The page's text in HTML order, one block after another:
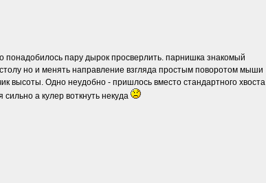
понадобилось пару дырок просверлить. парнишка знакомый
но и менять направление взгляда простым поворотом мыши
высоты. Одно неудобно - пришлось вместо стандартного хвоста
а кулер воткнуть некуда